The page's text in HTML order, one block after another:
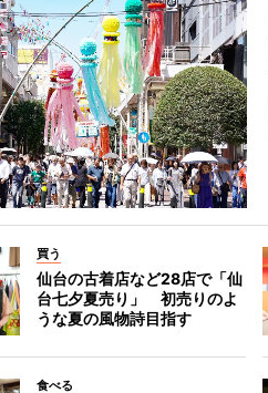
買う
仙台の古着店など28店で「仙
台七夕夏売り」 初売りのよ
うな夏の風物詩目指す
食べる